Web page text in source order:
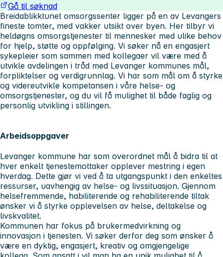
Gå til søknad
Breidablikktunet omsorgssenter ligger på en av Levangers
fineste tomter, med vakker utsikt over byen. Her tilbyr vi
heldøgns omsorgstjenester til mennesker med ulike behov
for hjelp, støtte og oppfølging. Vi søker nå en engasjert
sykepleier som sammen med kollegaer vil være med å
utvikle avdelingen i tråd med Levanger kommunes mål,
forpliktelser og verdigrunnlag. Vi har som mål om å styrke
og videreutvikle kompetansen i våre helse- og
omsorgstjenester, og du vil få mulighet til både faglig og
personlig utvikling i stillingen.
Arbeidsoppgaver
Levanger kommune har som overordnet mål å bidra til at
hver enkelt tjenestemottaker opplever mestring i egen
hverdag. Dette gjør vi ved å ta utgangspunkt i den enkeltes
ressurser, uavhengig av helse- og livssituasjon. Gjennom
helsefremmende, habiliterende og rehabiliterende tiltak
ønsker vi å styrke opplevelsen av helse, deltakelse og
livskvalitet.
Kommunen har fokus på brukermedvirkning og
innovasjon i tjenesten. Vi søker derfor deg som ønsker å
være en dyktig, engasjert, kreativ og omgjengelige